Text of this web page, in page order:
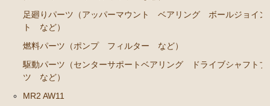
ーゲージなど）
駆動パーツ（センターサポートベアリング ドライブ
シャフトブーツ デフなど）
ウエザーストリップ ワイヤー類
足廻りパーツ（アッパーマウント ベアリング ボールジョイン
ト など）
燃料パーツ（ポンプ フィルター など）
駆動パーツ（センターサポートベアリング ドライブシャフトブ
ツ など）
MR2 AW11